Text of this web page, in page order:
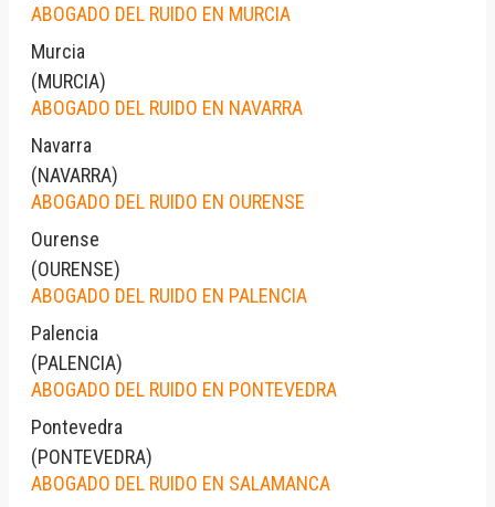
ABOGADO DEL RUIDO EN MURCIA
Murcia
(MURCIA)
ABOGADO DEL RUIDO EN NAVARRA
Navarra
(NAVARRA)
ABOGADO DEL RUIDO EN OURENSE
Ourense
(OURENSE)
ABOGADO DEL RUIDO EN PALENCIA
Palencia
(PALENCIA)
ABOGADO DEL RUIDO EN PONTEVEDRA
Pontevedra
(PONTEVEDRA)
ABOGADO DEL RUIDO EN SALAMANCA